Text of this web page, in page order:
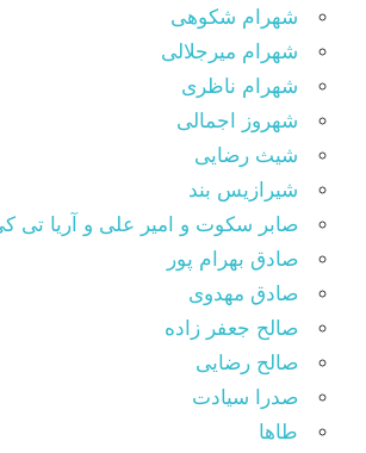
شهرام شکوهی
شهرام میرجلالی
شهرام ناظری
شهروز اجمالی
شیث رضایی
شیرازیس بند
صابر سکوت و امیر علی و آریا تی
صادق بهرام پور
صادق مهدوی
صالح جعفر زاده
صالح رضایی
صدرا سیادت
طاها